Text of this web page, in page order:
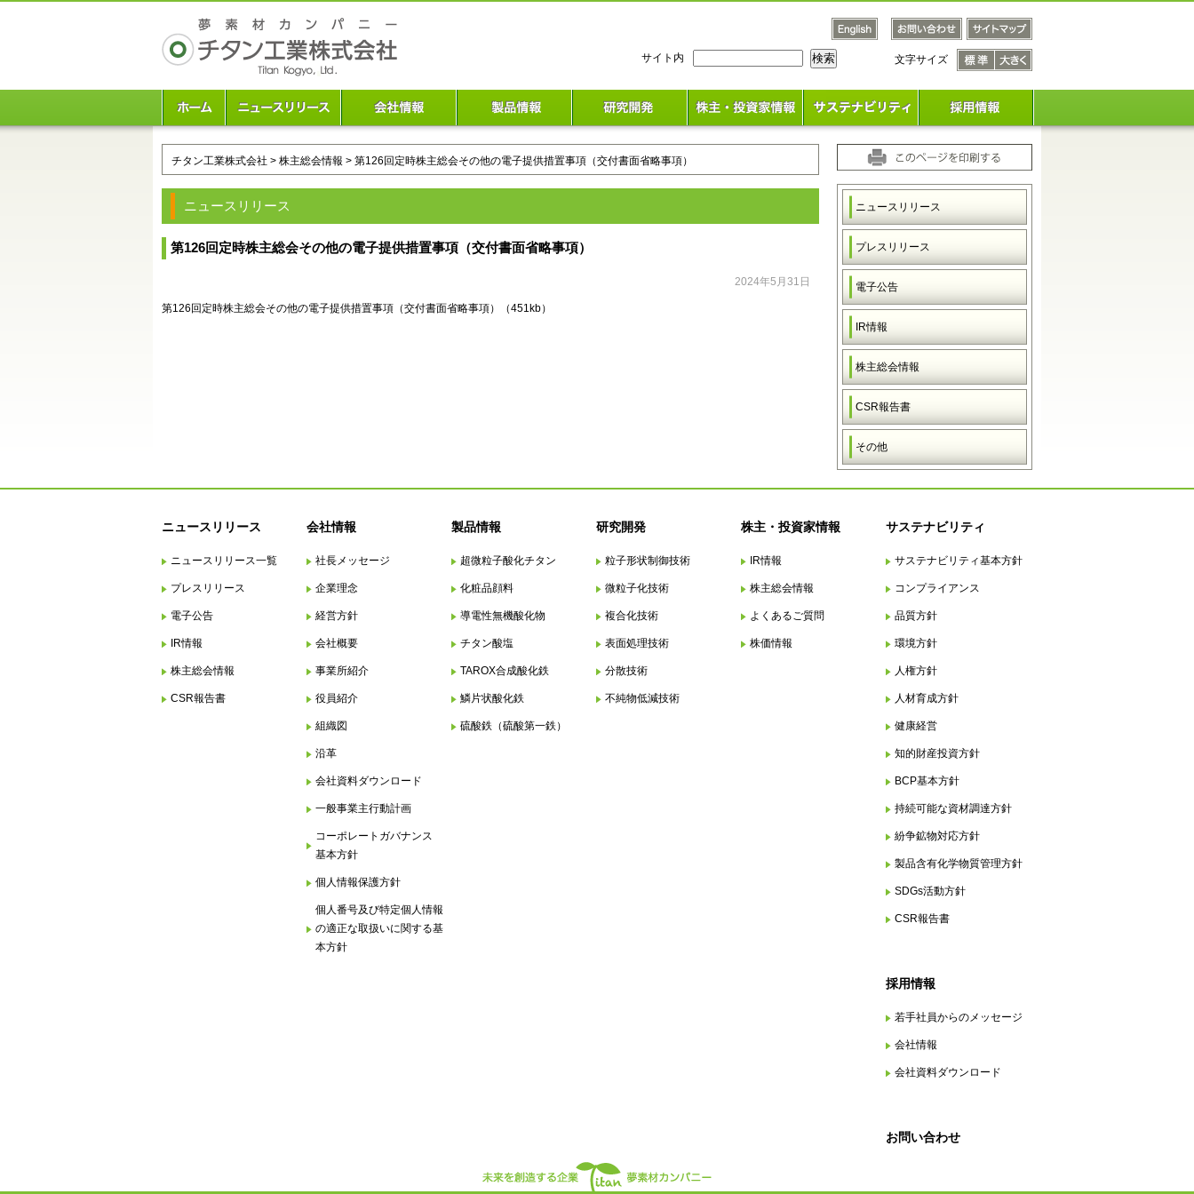
サイト内
文字サイズ
イズ
標準
イズ
チタン工業株式会社 > 株主総会情報 > 第126回定時株主総会その他の電子提供措置事項（交付書面省略事項）
ニュースリリース
第126回定時株主総会その他の電子提供措置事項（交付書面省略事項）
2024年5月31日
第126回定時株主総会その他の電子提供措置事項（交付書面省略事項） （451kb）
ニュースリリース
プレスリリース
電子公告
IR情報
株主総会情報
CSR報告書
その他
ニュースリリース
ニュースリリース一覧
プレスリリース
電子公告
IR情報
株主総会情報
CSR報告書
会社情報
社長メッセージ
企業理念
経営方針
会社概要
事業所紹介
役員紹介
組織図
沿革
会社資料ダウンロード
一般事業主行動計画
コーポレートガバナンス
基本方針
個人情報保護方針
個人番号及び特定個人情報
の適正な取扱いに関する基
本方針
製品情報
超微粒子酸化チタン
化粧品顔料
導電性無機酸化物
チタン酸塩
TAROX合成酸化鉄
鱗片状酸化鉄
硫酸鉄（硫酸第一鉄）
研究開発
粒子形状制御技術
微粒子化技術
複合化技術
表面処理技術
分散技術
不純物低減技術
株主・投資家情報
IR情報
株主総会情報
よくあるご質問
株価情報
サステナビリティ
サステナビリティ基本方針
コンプライアンス
品質方針
環境方針
人権方針
人材育成方針
健康経営
知的財産投資方針
BCP基本方針
持続可能な資材調達方針
紛争鉱物対応方針
製品含有化学物質管理方針
SDGs活動方針
CSR報告書
採用情報
若手社員からのメッセージ
会社情報
会社資料ダウンロード
お問い合わせ